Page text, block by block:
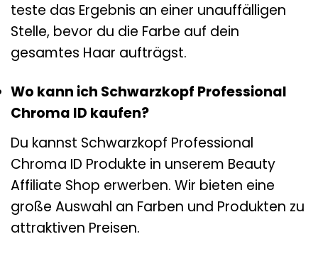
teste das Ergebnis an einer unauffälligen
Stelle, bevor du die Farbe auf dein
gesamtes Haar aufträgst.
Wo kann ich Schwarzkopf Professional
Chroma ID kaufen?
Du kannst Schwarzkopf Professional
Chroma ID Produkte in unserem Beauty
Affiliate Shop erwerben. Wir bieten eine
große Auswahl an Farben und Produkten zu
attraktiven Preisen.